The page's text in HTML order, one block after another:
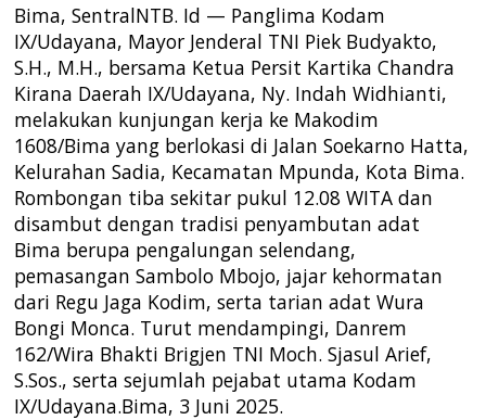
Bima, SentralNTB. Id — Panglima Kodam
IX/Udayana, Mayor Jenderal TNI Piek Budyakto,
S.H., M.H., bersama Ketua Persit Kartika Chandra
Kirana Daerah IX/Udayana, Ny. Indah Widhianti,
melakukan kunjungan kerja ke Makodim
1608/Bima yang berlokasi di Jalan Soekarno Hatta,
Kelurahan Sadia, Kecamatan Mpunda, Kota Bima.
Rombongan tiba sekitar pukul 12.08 WITA dan
disambut dengan tradisi penyambutan adat
Bima berupa pengalungan selendang,
pemasangan Sambolo Mbojo, jajar kehormatan
dari Regu Jaga Kodim, serta tarian adat Wura
Bongi Monca. Turut mendampingi, Danrem
162/Wira Bhakti Brigjen TNI Moch. Sjasul Arief,
S.Sos., serta sejumlah pejabat utama Kodam
IX/Udayana.Bima, 3 Juni 2025.